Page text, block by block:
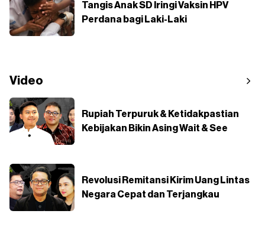
Tangis Anak SD Iringi Vaksin HPV
Perdana bagi Laki-Laki
Video
Rupiah Terpuruk & Ketidakpastian
Kebijakan Bikin Asing Wait & See
Revolusi Remitansi Kirim Uang Lintas
Negara Cepat dan Terjangkau